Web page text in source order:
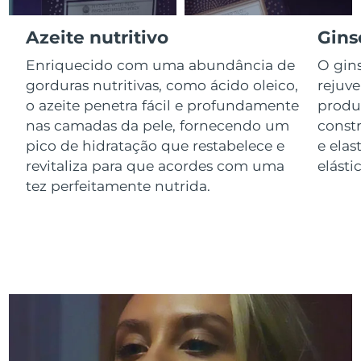
Azeite nutritivo
Enriquecido com uma abundância de
gorduras nutritivas, como ácido oleico,
o azeite penetra fácil e profundamente
nas camadas da pele, fornecendo um
pico de hidratação que restabelece e
revitaliza para que acordes com uma
tez perfeitamente nutrida.
O
e
Luxemburgo Entrega prevista8/9/26
China
Entrega prevista 8/11/26
Malásia Entrega prevista8/12/26
Malta Entrega prevista 8/9/26
México
Nova Zelândia Entrega prevista8/9/26
Entrega prevista 8/9/26